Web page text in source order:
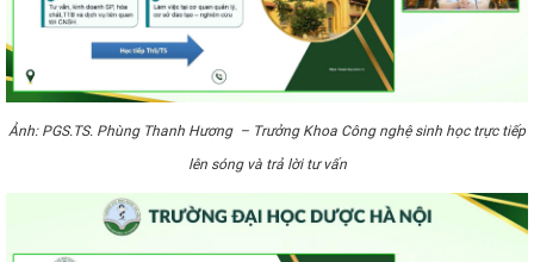
Ảnh: PGS.TS. Phùng Thanh Hương – Trưởng Khoa Công nghệ sinh học trực tiếp
lên sóng và trả lời tư vấn